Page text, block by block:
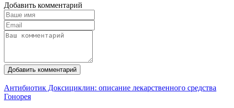
Добавить комментарий
Добавить комментарий
Антибиотик Доксициклин: описание лекарственного средства
Гонорея